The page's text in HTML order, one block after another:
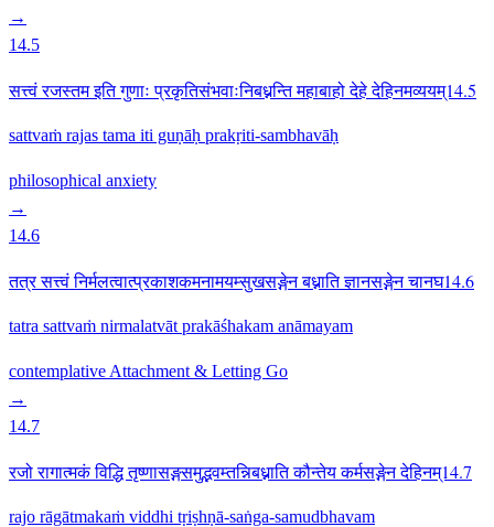
→
14.5
सत्त्वं रजस्तम इति गुणाः प्रकृतिसंभवाःनिबध्नन्ति महाबाहो देहे देहिनमव्ययम्14.5
sattvaṁ rajas tama iti guṇāḥ prakṛiti-sambhavāḥ
philosophical anxiety
→
14.6
तत्र सत्त्वं निर्मलत्वात्प्रकाशकमनामयम्सुखसङ्गेन बध्नाति ज्ञानसङ्गेन चानघ14.6
tatra sattvaṁ nirmalatvāt prakāśhakam anāmayam
contemplative Attachment & Letting Go
→
14.7
रजो रागात्मकं विद्धि तृष्णासङ्गसमुद्भवम्तन्निबध्नाति कौन्तेय कर्मसङ्गेन देहिनम्14.7
rajo rāgātmakaṁ viddhi tṛiṣhṇā-saṅga-samudbhavam